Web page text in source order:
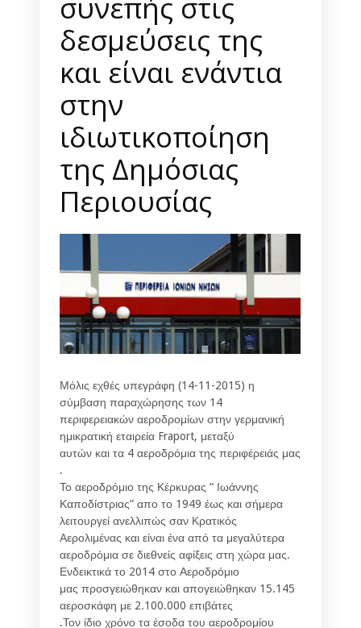
δεσμεύσεις της
και είναι ενάντια
στην
ιδιωτικοποίηση
της Δημόσιας
Περιουσίας
Μόλις εχθές υπεγράφη (14-11-2015) η
σύμβαση παραχώρησης των 14
περιφερειακών αεροδρομίων στην γερμανική
ημικρατική εταιρεία Fraport, μεταξύ
αυτών και τα 4 αεροδρόμια της περιφέρειάς μας
.
Το αεροδρόμιο της Κέρκυρας “ Ιωάννης
Καποδίστριας” απο το 1949 έως και σήμερα
λειτουργεί ανελλιπώς σαν Κρατικός
Αερολιμένας και είναι ένα από τα μεγαλύτερα
αεροδρόμια σε διεθνείς αφίξεις στη χώρα μας.
Ενδεικτικά το 2014 στο Αεροδρόμιο
μας προσγειώθηκαν και απογειώθηκαν 15.145
αεροσκάφη με 2.100.000 επιβάτες
.Τον ίδιο χρόνο τα έσοδα του αεροδρομίου